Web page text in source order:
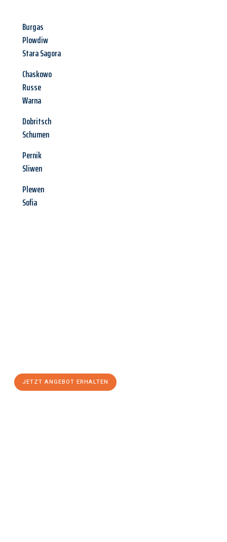
Burgas
Plowdiw
Stara Sagora
Chaskowo
Russe
Warna
Dobritsch
Schumen
Pernik
Sliwen
Plewen
Sofia
JETZT ANGEBOT ERHALTEN